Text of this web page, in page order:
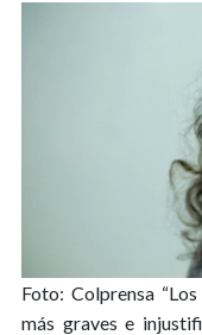
Foto: Colprensa
más graves e